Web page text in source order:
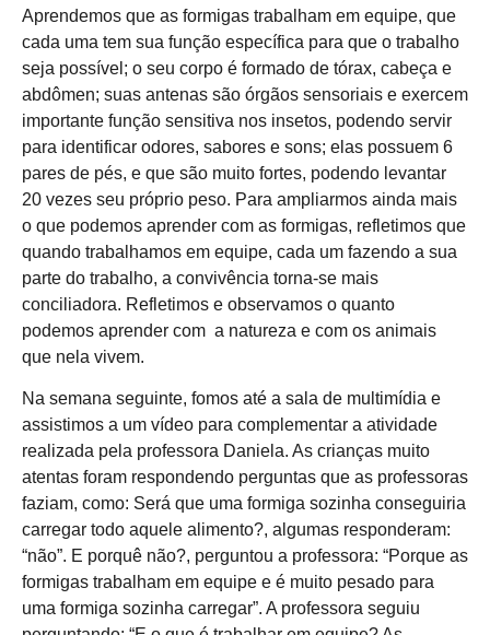
Aprendemos que as formigas trabalham em equipe, que
cada uma tem sua função específica para que o trabalho
seja possível; o seu corpo é formado de tórax, cabeça e
abdômen; suas antenas são órgãos sensoriais e exercem
importante função sensitiva nos insetos, podendo servir
para identificar odores, sabores e sons; elas possuem 6
pares de pés, e que são muito fortes, podendo levantar
20 vezes seu próprio peso. Para ampliarmos ainda mais
o que podemos aprender com as formigas, refletimos que
quando trabalhamos em equipe, cada um fazendo a sua
parte do trabalho, a convivência torna-se mais
conciliadora. Refletimos e observamos o quanto
podemos aprender com a natureza e com os animais
que nela vivem.
Na semana seguinte, fomos até a sala de multimídia e
assistimos a um vídeo para complementar a atividade
realizada pela professora Daniela. As crianças muito
atentas foram respondendo perguntas que as professoras
faziam, como: Será que uma formiga sozinha conseguiria
carregar todo aquele alimento?, algumas responderam:
“não”. E porquê não?, perguntou a professora: “Porque as
formigas trabalham em equipe e é muito pesado para
uma formiga sozinha carregar”. A professora seguiu